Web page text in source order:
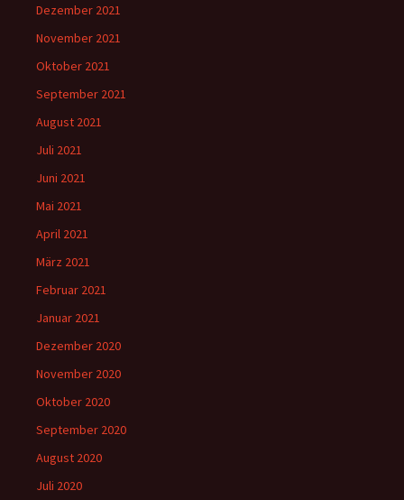
Dezember 2021
November 2021
Oktober 2021
September 2021
August 2021
Juli 2021
Juni 2021
Mai 2021
April 2021
März 2021
Februar 2021
Januar 2021
Dezember 2020
November 2020
Oktober 2020
September 2020
August 2020
Juli 2020